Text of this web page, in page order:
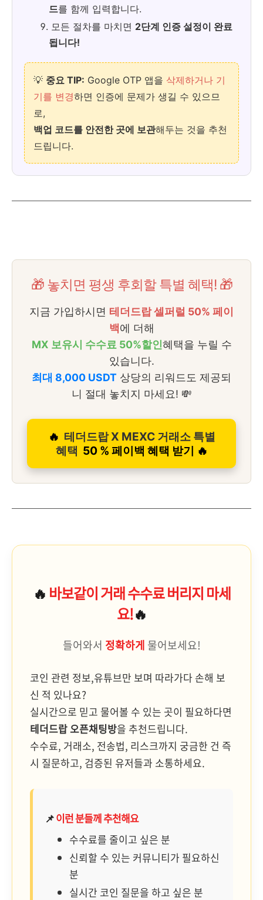
드를 함께 입력합니다.
모든 절차를 마치면 2단계 인증 설정이 완료
됩니다!
💡 중요 TIP: Google OTP 앱을 삭제하거나 기
기를 변경하면 인증에 문제가 생길 수 있으므
로,
백업 코드를 안전한 곳에 보관해두는 것을 추천
드립니다.
🎁 놓치면 평생 후회할 특별 혜택! 🎁
지금 가입하시면 테더드랍 셀퍼럴 50% 페이
백에 더해
MX 보유시 수수료 50%할인혜택을 누릴 수
있습니다.
최대 8,000 USDT 상당의 리워드도 제공되
니 절대 놓치지 마세요! 💸
🔥 테더드랍 X MEXC 거래소 특별
혜택 50 % 페이백 혜택 받기 🔥
🔥 바보같이 거래 수수료 버리지 마세
요!🔥
들어와서 정확하게 물어보세요!
코인 관련 정보,유튜브만 보며 따라가다 손해 보
신 적 있나요?
실시간으로 믿고 물어볼 수 있는 곳이 필요하다면
테더드랍 오픈채팅방을 추천드립니다.
수수료, 거래소, 전송법, 리스크까지 궁금한 건 즉
시 질문하고, 검증된 유저들과 소통하세요.
📌이런 분들께 추천해요
수수료를 줄이고 싶은 분
신뢰할 수 있는 커뮤니티가 필요하신
분
실시간 코인 질문을 하고 싶은 분